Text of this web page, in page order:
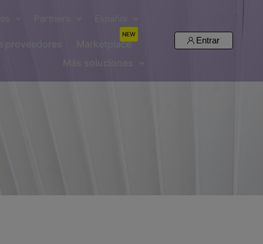
proveedores Marketplace
NEW Entrar